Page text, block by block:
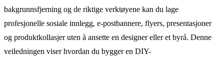
bakgrunnsfjerning og de riktige verktøyene kan du lage
profesjonelle sosiale innlegg, e-postbannere, flyers, presentasjoner
og produktkollasjer uten å ansette en designer eller et byrå. Denne
veiledningen viser hvordan du bygger en DIY-